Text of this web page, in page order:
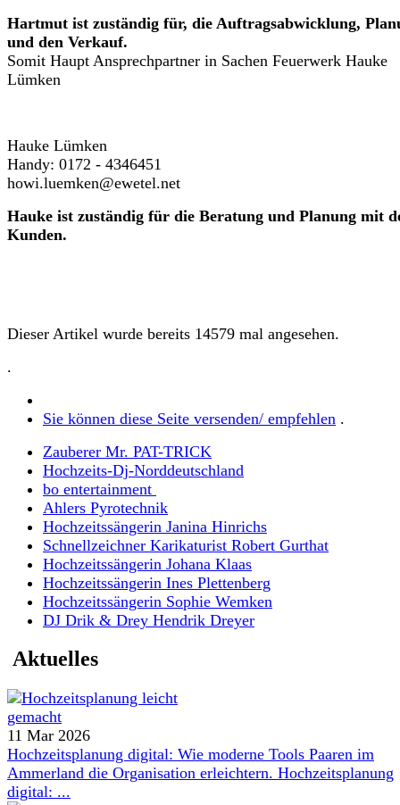
Hartmut ist zuständig für, die Auftragsabwicklung,
und den Verkauf.
Somit Haupt Ansprechpartner in Sachen Feuerwerk Hauke
Lümken
Hauke Lümken
Handy: 0172 - 4346451
howi.luemken@ewetel.net
Hauke ist zuständig für die Beratung und Planung mit
Kunden.
Dieser Artikel wurde bereits 14579 mal angesehen.
.
Sie können diese Seite versenden/ empfehlen .
Zauberer Mr. PAT-TRICK
Hochzeits-Dj-Norddeutschland
bo entertainment
Ahlers Pyrotechnik
Hochzeitssängerin Janina Hinrichs
Schnellzeichner Karikaturist Robert Gurthat
Hochzeitssängerin Johana Klaas
Hochzeitssängerin Ines Plettenberg
Hochzeitssängerin Sophie Wemken
DJ Drik & Drey Hendrik Dreyer
Aktuelles
11 Mar 2026
Hochzeitsplanung digital: Wie moderne Tools Paaren im
Ammerland die Organisation erleichtern. Hochzeitsplanung
digital: ...